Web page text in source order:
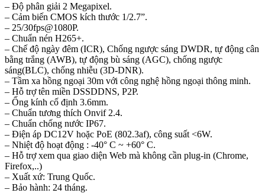
– Độ phân giải 2 Megapixel.
– Cảm biến CMOS kích thước 1/2.7”.
– 25/30fps@1080P.
– Chuẩn nén H265+.
– Chế độ ngày đêm (ICR), Chống ngược sáng DWDR, tự động cân
bằng trắng (AWB), tự động bù sáng (AGC), chống ngược
sáng(BLC), chống nhiễu (3D-DNR).
– Tầm xa hồng ngoại 30m với công nghệ hồng ngoại thông minh.
– Hỗ trợ tên miền DSSDDNS, P2P.
– Ống kính cố định 3.6mm.
– Chuẩn tương thích Onvif 2.4.
– Chuẩn chống nước IP67.
– Điện áp DC12V hoặc PoE (802.3af), công suất <6W.
– Nhiệt độ hoạt động : -40° C ~ +60° C.
– Hỗ trợ xem qua giao diện Web mà không cần plug-in (Chrome,
Firefox,..)
– Xuất xứ: Trung Quốc.
– Bảo hành: 24 tháng.